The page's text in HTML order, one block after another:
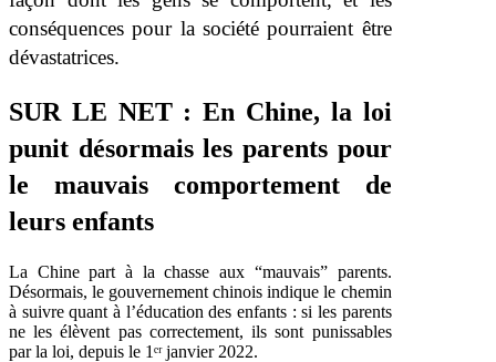
conséquences pour la société pourraient être
dévastatrices.
SUR LE NET : En Chine, la loi
punit désormais les parents pour
le mauvais comportement de
leurs enfants
La Chine part à la chasse aux “mauvais” parents.
Désormais, le gouvernement chinois indique le chemin
à suivre quant à l’éducation des enfants : si les parents
ne les élèvent pas correctement, ils sont punissables
par la loi, depuis le 1ᵉʳ janvier 2022.